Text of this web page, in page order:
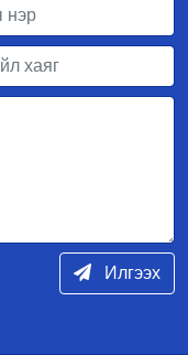
Илгээх